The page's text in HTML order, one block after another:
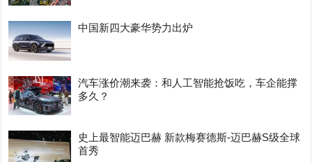
中国新四大豪华势力出炉
汽车涨价潮来袭：和人工智能抢饭吃，车企能撑
多久？
史上最智能迈巴赫 新款梅赛德斯-迈巴赫S级全球
首秀